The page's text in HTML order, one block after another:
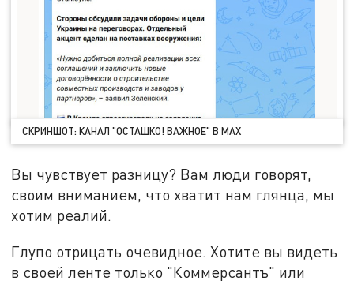
СКРИНШОТ: КАНАЛ "ОСТАШКО! ВАЖНОЕ" В MAX
Вы чувствует разницу? Вам люди говорят,
своим вниманием, что хватит нам глянца, мы
хотим реалий.
Глупо отрицать очевидное. Хотите вы видеть
в своей ленте только "Коммерсантъ" или